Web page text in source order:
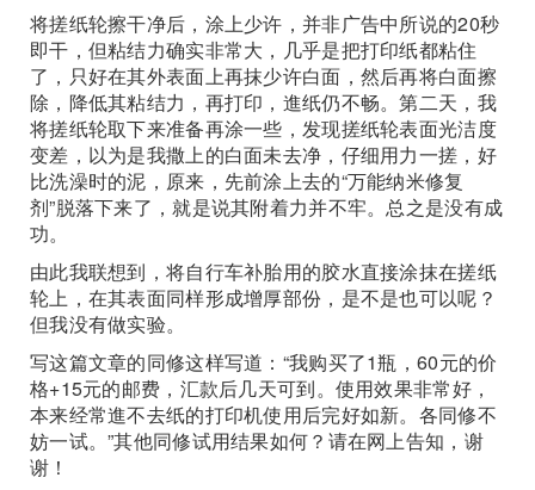
将搓纸轮擦干净后，涂上少许，并非广告中所说的20秒
即干，但粘结力确实非常大，几乎是把打印纸都粘住
了，只好在其外表面上再抹少许白面，然后再将白面擦
除，降低其粘结力，再打印，進纸仍不畅。第二天，我
将搓纸轮取下来准备再涂一些，发现搓纸轮表面光洁度
变差，以为是我撒上的白面未去净，仔细用力一搓，好
比洗澡时的泥，原来，先前涂上去的“万能纳米修复
剂”脱落下来了，就是说其附着力并不牢。总之是没有成
功。
由此我联想到，将自行车补胎用的胶水直接涂抹在搓纸
轮上，在其表面同样形成增厚部份，是不是也可以呢？
但我没有做实验。
写这篇文章的同修这样写道：“我购买了1瓶，60元的价
格+15元的邮费，汇款后几天可到。使用效果非常好，
本来经常進不去纸的打印机使用后完好如新。各同修不
妨一试。”其他同修试用结果如何？请在网上告知，谢
谢！